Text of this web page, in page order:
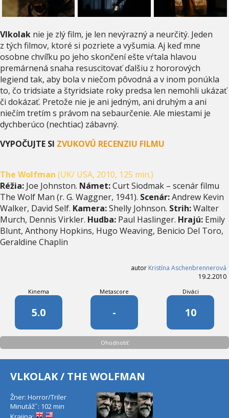
Vlkolak nie je zlý film, je len nevýrazný a neurčitý. Jeden
z tých filmov, ktoré si pozriete a vyšumia. Aj keď mne
osobne chvíľku po jeho skončení ešte vŕtala hlavou
premárnená snaha resuscitovať ďalšiu z hororových
legiend tak, aby bola v niečom pôvodná a v inom ponúkla
to, čo tridsiate a štyridsiate roky predsa len nemohli ukázať
či dokázať. Pretože nie je ani jedným, ani druhým a ani
niečím tretím s právom na sebaurčenie. Ale miestami je
dychberúco (nechtiac) zábavný.
VYPOČUJTE SI ZVUKOVÚ RECENZIU FILMU
The Wolfman (UK/ USA, 2010, 125 min.)
Réžia: Joe Johnston. Námet:Curt Siodmak – scenár filmu
The Wolf Man (r. G. Waggner, 1941). Scenár:Andrew Kevin
Walker, David Self. Kamera:Shelly Johnson. Strih:Walter
Murch, Dennis Virkler. Hudba: Paul Haslinger. Hrajú: Emily
Blunt, Anthony Hopkins, Hugo Weaving, Benicio Del Toro,
Geraldine Chaplin
autor Kristína Aschenbrennerová
19.2.2010
Kinema
5.0
Metascore
-
Diváci
10
Ohodnotiť
VLKOLAK / THE WOLFMAN
Žner: Horror/Triler
Minutáž˝: 102 min